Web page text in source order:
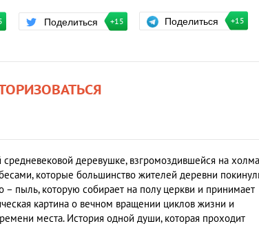
Поделиться +15 Поделиться +15
деревушке, взгромоздившейся на
которые большинство жителей деревни
– пыль, которую собирает на полу церкви и принимает
картина о вечном вращении циклов жизни и
места. История одной души, которая проходит